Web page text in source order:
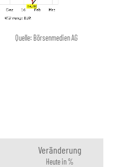
Quelle: Börsenmedien AG
Veränderung
Heute in %